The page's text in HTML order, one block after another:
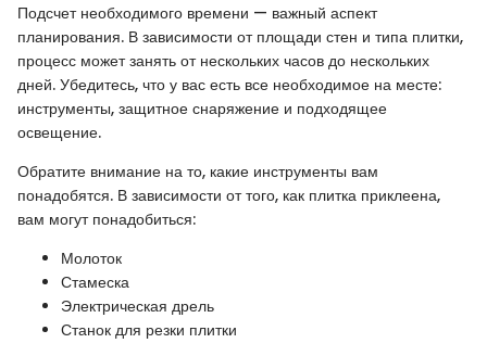
Подсчет необходимого времени — важный аспект
планирования. В зависимости от площади стен и типа плитки,
процесс может занять от нескольких часов до нескольких
дней. Убедитесь, что у вас есть все необходимое на месте:
инструменты, защитное снаряжение и подходящее
освещение.
Обратите внимание на то, какие инструменты вам
понадобятся. В зависимости от того, как плитка приклеена,
вам могут понадобиться:
Молоток
Стамеска
Электрическая дрель
Станок для резки плитки